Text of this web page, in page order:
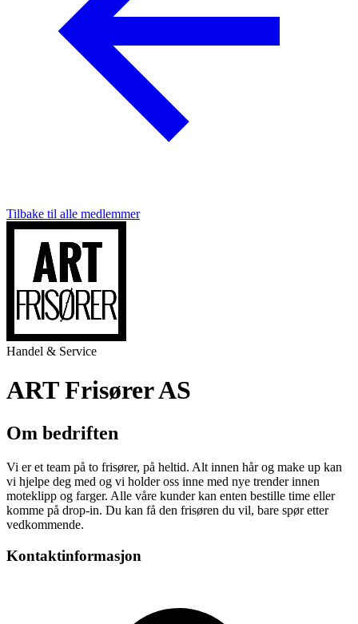
Tilbake til alle medlemmer
Handel & Service
ART Frisører AS
Om bedriften
Vi er et team på to frisører, på heltid. Alt innen hår og make up kan
vi hjelpe deg med og vi holder oss inne med nye trender innen
moteklipp og farger. Alle våre kunder kan enten bestille time eller
komme på drop-in. Du kan få den frisøren du vil, bare spør etter
vedkommende.
Kontaktinformasjon